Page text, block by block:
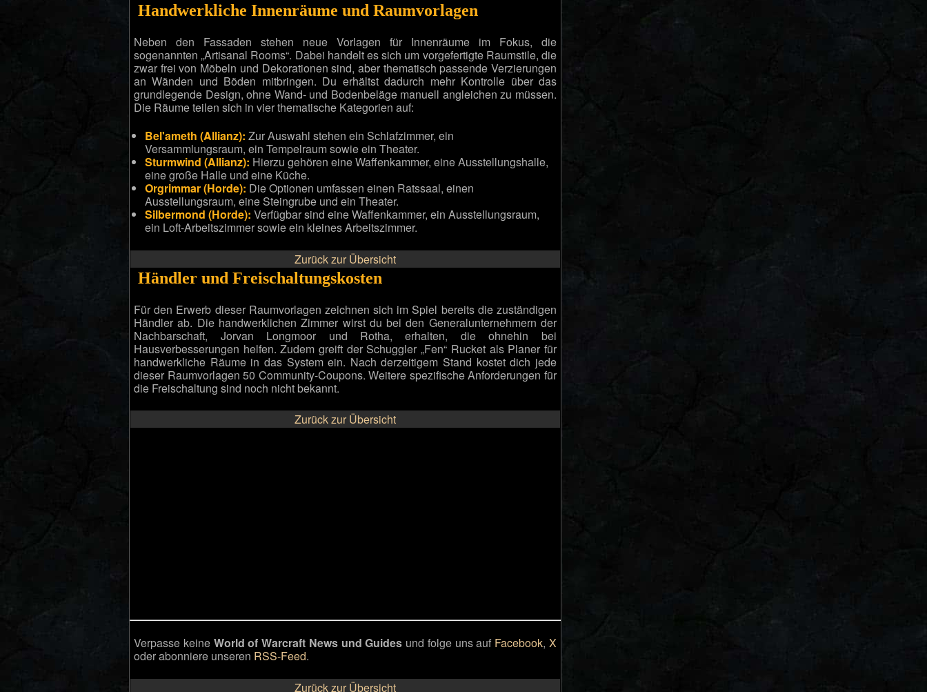
Handwerkliche Innenräume und Raumvorlagen
Neben den Fassaden stehen neue Vorlagen für Innenräume im Fokus, die
sogenannten „Artisanal Rooms“. Dabei handelt es sich um vorgefertigte Raumstile, die
zwar frei von Möbeln und Dekorationen sind, aber thematisch passende Verzierungen
an Wänden und Böden mitbringen. Du erhältst dadurch mehr Kontrolle über das
grundlegende Design, ohne Wand- und Bodenbeläge manuell angleichen zu müssen.
Die Räume teilen sich in vier thematische Kategorien auf:
Bel'ameth (Allianz): Zur Auswahl stehen ein Schlafzimmer, ein
Versammlungsraum, ein Tempelraum sowie ein Theater.
Sturmwind (Allianz): Hierzu gehören eine Waffenkammer, eine Ausstellungshalle,
eine große Halle und eine Küche.
Orgrimmar (Horde): Die Optionen umfassen einen Ratssaal, einen
Ausstellungsraum, eine Steingrube und ein Theater.
Silbermond (Horde): Verfügbar sind eine Waffenkammer, ein Ausstellungsraum,
ein Loft-Arbeitszimmer sowie ein kleines Arbeitszimmer.
Zurück zur Übersicht
Händler und Freischaltungskosten
Für den Erwerb dieser Raumvorlagen zeichnen sich im Spiel bereits die zuständigen
Händler ab. Die handwerklichen Zimmer wirst du bei den Generalunternehmern der
Nachbarschaft, Jorvan Longmoor und Rotha, erhalten, die ohnehin bei
Hausverbesserungen helfen. Zudem greift der Schuggler „Fen“ Rucket als Planer für
handwerkliche Räume in das System ein. Nach derzeitigem Stand kostet dich jede
dieser Raumvorlagen 50 Community-Coupons. Weitere spezifische Anforderungen für
die Freischaltung sind noch nicht bekannt.
Zurück zur Übersicht
Verpasse keine World of Warcraft News und Guides und folge uns auf Facebook, X
oder abonniere unseren RSS-Feed.
Zurück zur Übersicht